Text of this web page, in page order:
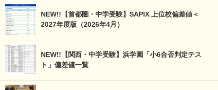
NEW!!【首都圏・中学受験】SAPIX 上位校偏差値＜
2027年度版（2026年4月）
NEW!!【関西・中学受験】浜学園「小6合否判定テス
ト」偏差値一覧